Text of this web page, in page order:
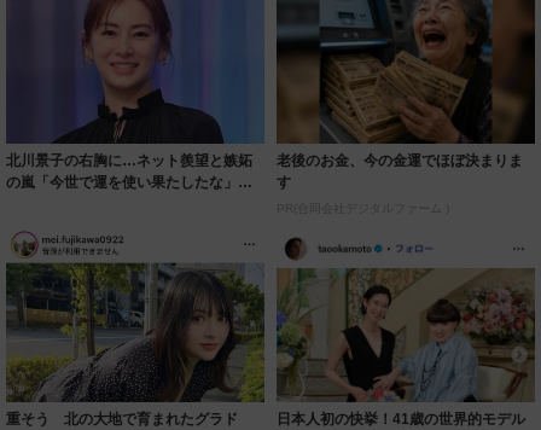
北川景子の右胸に…ネット羨望と嫉妬
の嵐「今世で運を使い果たしたな」
老後のお金、今の金運でほぼ決まりま
す
PR(合同会社デジタルファーム )
重そう 北の大地で育まれたグラド
日本人初の快挙！41歳の世界的モデル